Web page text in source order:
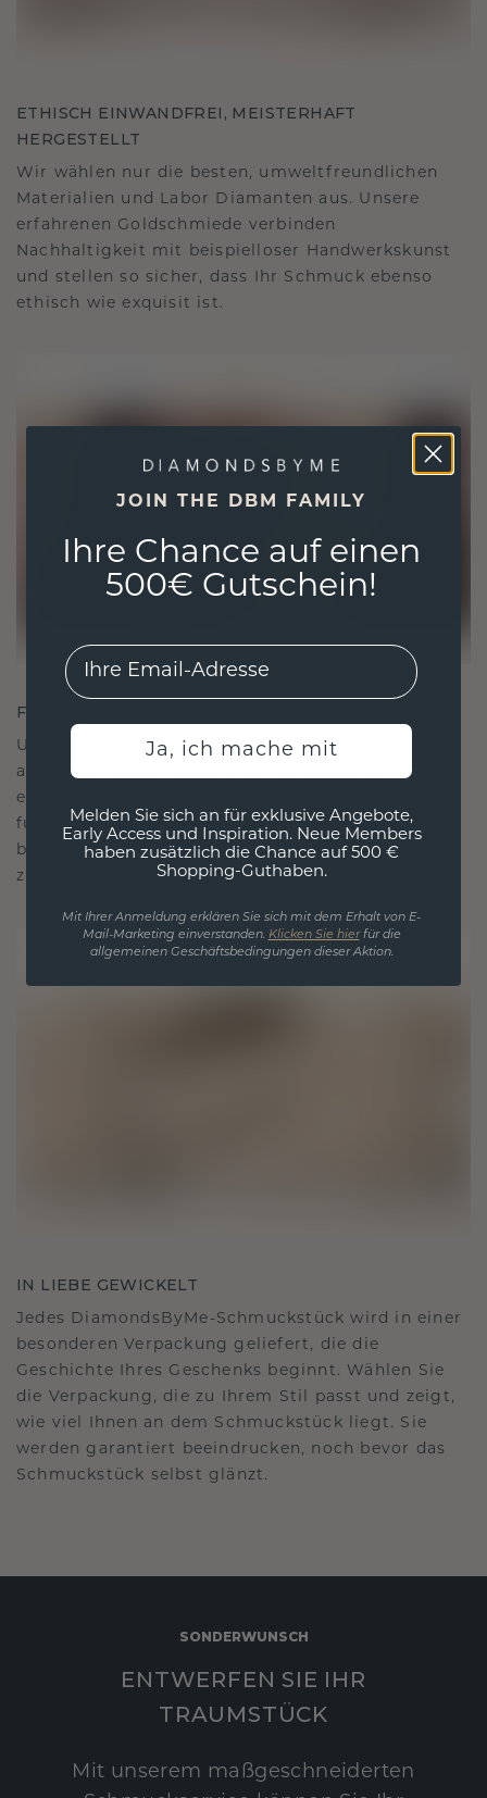
ETHISCH EINWANDFREI, MEISTERHAFT
HERGESTELLT
Wir wählen nur die besten, umweltfreundlichen
Materialien und Labor Diamanten aus. Unsere
erfahrenen Goldschmiede verbinden
Nachhaltigkeit mit beispielloser Handwerkskunst
und stellen so sicher, dass Ihr Schmuck ebenso
ethisch wie exquisit ist.
FÜR VERBINDUNGEN GESCHAFFEN
Unsere Designphilosophie ist auf Verbindung
ausgelegt, wobei jedes Stück so gestaltet ist, dass
es die Zeit überdauert. Es wird zu Ihrem Symbol
für Liebe und wertvolle Momente, das dazu
bestimmt ist, für immer getragen und geschätzt
zu werden.
IN LIEBE GEWICKELT
Jedes DiamondsByMe-Schmuckstück wird in einer
besonderen Verpackung geliefert, die die
Geschichte Ihres Geschenks beginnt. Wählen Sie
die Verpackung, die zu Ihrem Stil passt und zeigt,
wie viel Ihnen an dem Schmuckstück liegt. Sie
werden garantiert beeindrucken, noch bevor das
Schmuckstück selbst glänzt.
SONDERWUNSCH
ENTWERFEN SIE IHR
TRAUMSTÜCK
Mit unserem maßgeschneiderten
JOIN THE DBM FAMILY
Ihre Chance auf einen
500€ Gutschein!
EMail
Ja, ich mache mit
Melden Sie sich an für exklusive Angebote,
Early Access und Inspiration. Neue Members
haben zusätzlich die Chance auf 500 €
Shopping-Guthaben.
Mit Ihrer Anmeldung erklären Sie sich mit dem Erhalt von E-
Mail-Marketing einverstanden. Klicken Sie hierfür die
allgemeinen Geschäftsbedingungen dieser Aktion.